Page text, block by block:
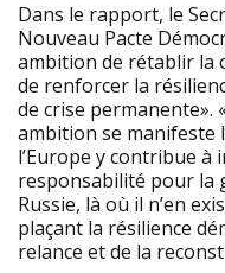
Dans le rapport, le
Nouveau Pacte
ambition de rétablir la
de renforcer la
de crise permanente».
ambition se manifeste
l’Europe y contribue à
responsabilité pour la
Russie, là où il n’en
plaçant la résilience
relance et de la